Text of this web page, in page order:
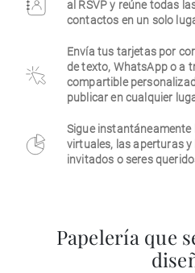
al RSVP y reúne todas
contactos en un solo
Envía tus tarjetas por
de texto, WhatsApp o a
compartible
publicar en cualquier
Sigue
virtuales, las aperturas
invitados o seres
Papelería que